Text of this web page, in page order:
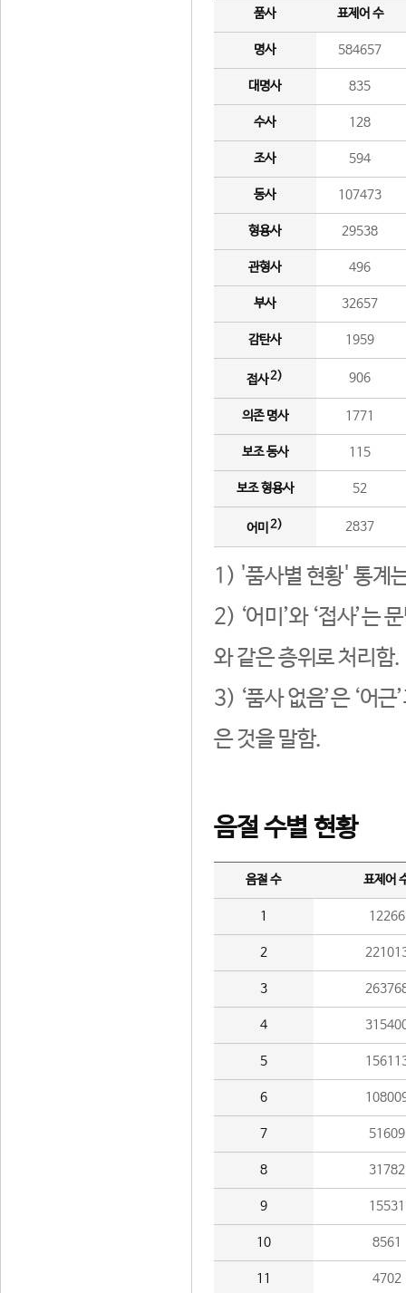
품사 표제어 수
명사 584657
대명사 835
수사 128
조사 594
동사 107473
형용사 29538
관형사 496
부사 32657
감탄사 1959
접사2) 906
의존 명사 1771
보조 동사 115
보조 형용사 52
어미 2) 2837
1) '품사별 현황' 통계
2) ‘어미’와 ‘접사’는
와 같은 층위로 처리함.
3) ‘품사 없음’은 ‘어
은 것을 말함.
음절 수별 현황
음절 수 표제어
1 12266
2
3
4
5
6
7 51609
8 31782
9 15531
10 8561
11 4702